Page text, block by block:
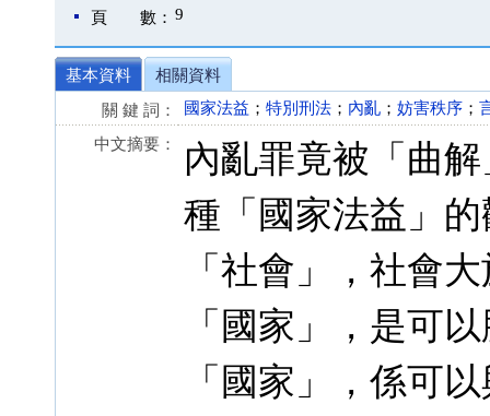
頁 數： 9
基本資料
相關資料
關 鍵 詞：
國家法益 ； 特別刑法 ； 內亂 ； 妨害秩序 ；
中文摘要：
內亂罪竟被「曲
種「國家法益」
「社會」，社會
「國家」，是可
「國家」，係可